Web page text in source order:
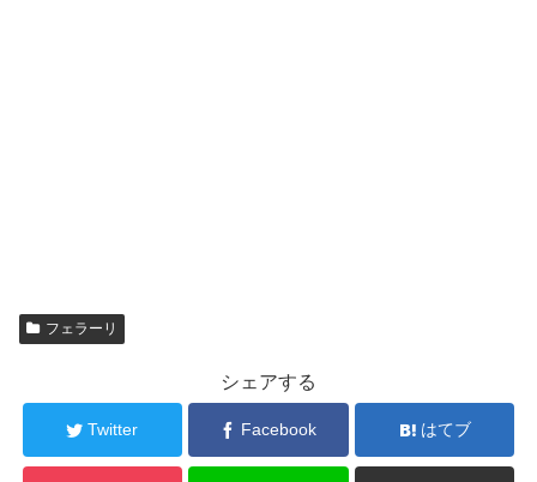
フェラーリ
シェアする
Twitter Facebook はてブ